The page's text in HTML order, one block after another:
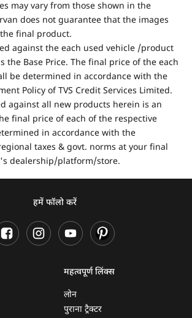
may vary from those shown in the
does not guarantee that the images
final product.
against the each used vehicle /product
the Base Price. The final price of the each
be determined in accordance with the
Policy of TVS Credit Services Limited.
against all new products herein is an
final price of each of the respective
in accordance with the
taxes & govt. norms at your final
dealership/platform/store.
हमें फॉलो करें
महत्वपूर्ण लिंक्स
लोन
पुराना ट्रैक्टर